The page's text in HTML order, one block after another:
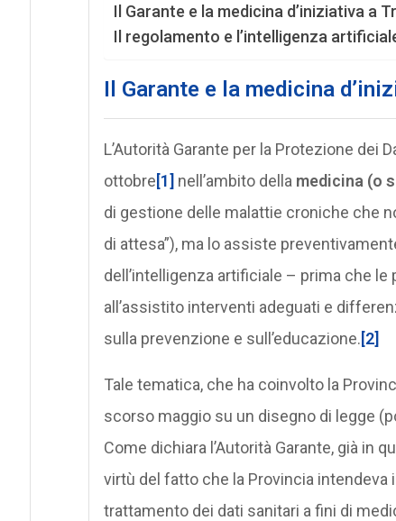
Il Garante e la medicina d’iniziativa a
Il regolamento e l’intelligenza
Il Garante e la medicina
L’Autorità Garante per la Protezione dei
ottobre[1] nell’ambito della medicina (o
di gestione delle malattie croniche che
di attesa”), ma lo assiste
dell’intelligenza artificiale – prima che
all’assistito interventi adeguati e
sulla prevenzione e sull’educazione.[2]
Tale tematica, che ha coinvolto la
scorso maggio su un disegno di legge
Come dichiara l’Autorità Garante, già in
virtù del fatto che la Provincia
trattamento dei dati sanitari a fini di